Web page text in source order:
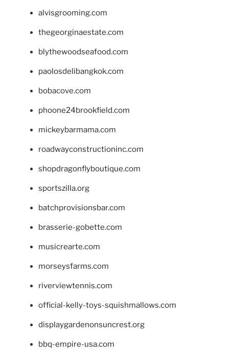
alvisgrooming.com
thegeorginaestate.com
blythewoodseafood.com
paolosdelibangkok.com
bobacove.com
phoone24brookfield.com
mickeybarmama.com
roadwayconstructioninc.com
shopdragonflyboutique.com
sportszilla.org
batchprovisionsbar.com
brasserie-gobette.com
musicrearte.com
morseysfarms.com
riverviewtennis.com
official-kelly-toys-squishmallows.com
displaygardenonsuncrest.org
bbq-empire-usa.com